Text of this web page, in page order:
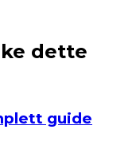
dette
guide